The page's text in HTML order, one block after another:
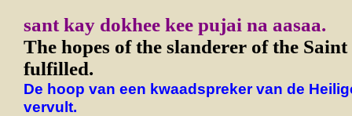
sant kay dokhee kee pujai na aasaa.
The hopes of the slanderer of the
fulfilled.
De hoop van een kwaadspreker van de
vervult.